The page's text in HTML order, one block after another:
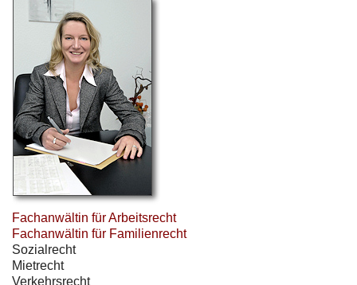
Fachanwältin für Arbeitsrecht
Fachanwältin für Familienrecht
Sozialrecht
Mietrecht
Verkehrsrecht